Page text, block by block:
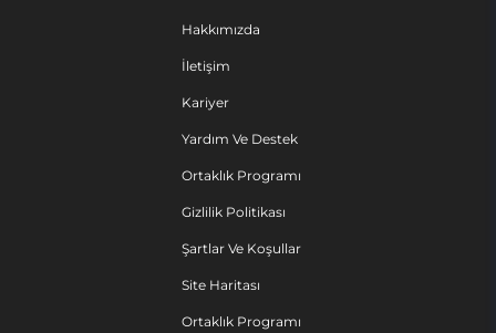
Hakkımızda
İletişim
Kariyer
Yardım Ve Destek
Ortaklık Programı
Gizlilik Politikası
Şartlar Ve Koşullar
Site Haritası
Ortaklık Programı